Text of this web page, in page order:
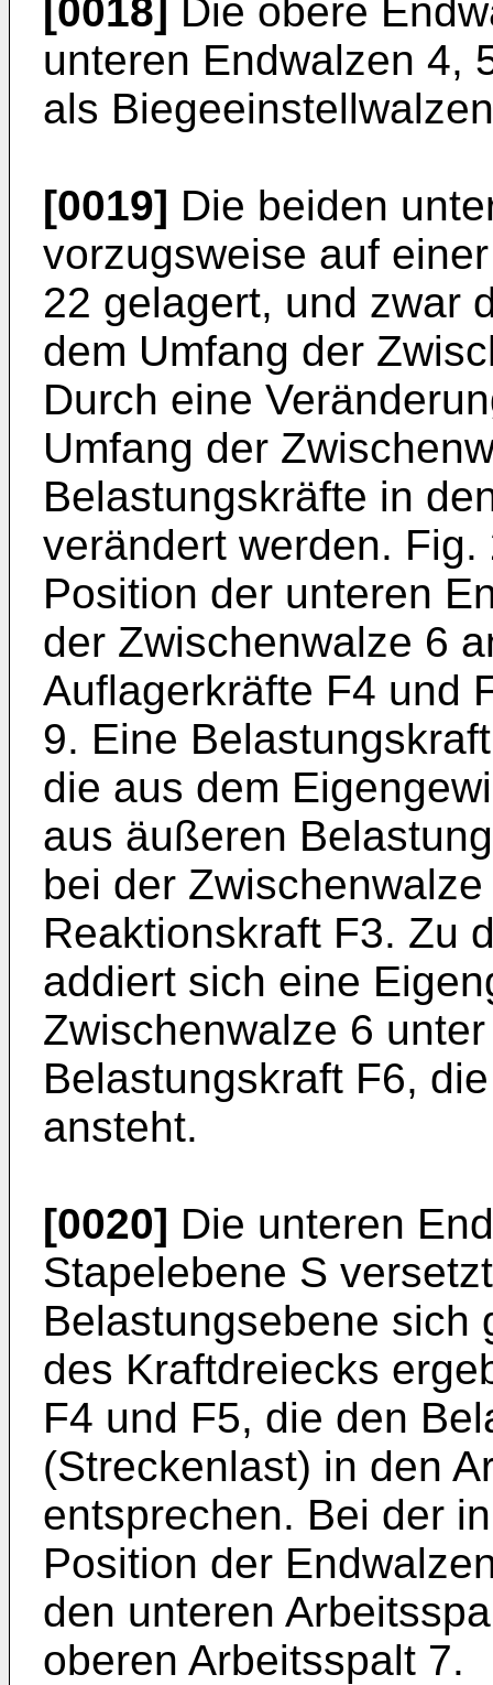
[0018]
Die obere
unteren Endwalzen 4,
als
[0019] Die beiden
vorzugsweise auf
22 gelagert, und zwar
dem Umfang der
Durch eine
Umfang der
Belastungskräfte in
verändert werden.
Position der unteren
der Zwischenwalze 6
Auflagerkräfte F4 und
9. Eine
die aus dem
aus äußeren
bei der
Reaktionskraft F3. Zu
addiert sich eine
Zwischenwalze 6
Belastungskraft F6,
ansteht.
[0020] Die unteren
Stapelebene S
Belastungsebene sich
des Kraftdreiecks
F4 und F5, die den
(Streckenlast) in den
entsprechen. Bei der
Position der
den unteren
oberen Arbeitsspalt 7.